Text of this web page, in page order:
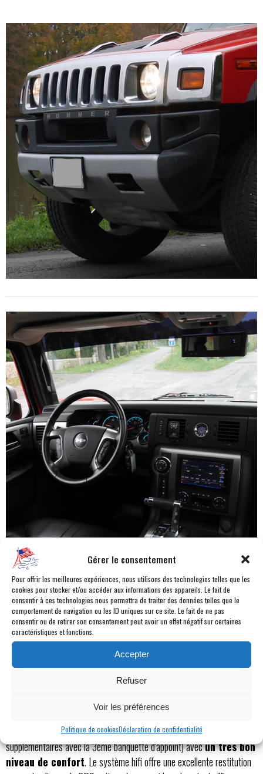
Gérer le consentement
Pour offrir les meilleures expériences, nous utilisons des technologies telles que les
cookies pour stocker et/ou accéder aux informations des appareils. Le fait de
consentir à ces technologies nous permettra de traiter des données telles que le
comportement de navigation ou les ID uniques sur ce site. Le fait de ne pas
consentir ou de retirer son consentement peut avoir un effet négatif sur certaines
caractéristiques et fonctions.
Accepter
Refuser
Voir les préférences
Politique de cookiesDéclaration de confidentialité
Transport de troupes VIP
A bord, on retrouve encore l'ambiance de type véhicule militaire blindé,
si chère aux amateurs de Hummer. La surface vitrée a une hauteur
limitée et renforce l'impression de hauteur. Le tableau de bord cubique
en impose et s'étale jusqu'à la grande console centrale, surmonté du
levier de vitesse type commande de gaz d'avion. Le toit ouvrant
électrique ajoute un peu de luminosité dans l'habitacle pour contrecarrer
la faible surface vitrée latérale du Hummer H2. Les assises sont
suffisamment larges et moelleuses pour accueillir 5 personnes (et 2
supplémentaires avec la 3ème banquette d'appoint) avecun très bon
niveau de confort. Le système hifi offre une excellente restitution